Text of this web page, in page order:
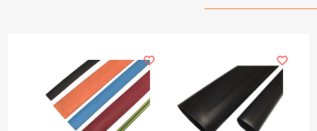
favorite_border favorite_border